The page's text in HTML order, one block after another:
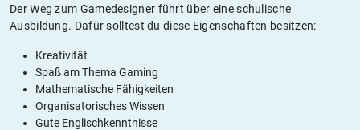
Der Weg zum Gamedesigner führt über eine schulische
Ausbildung. Dafür solltest du diese Eigenschaften besitzen:
Kreativität
Spaß am Thema Gaming
Mathematische Fähigkeiten
Organisatorisches Wissen
Gute Englischkenntnisse